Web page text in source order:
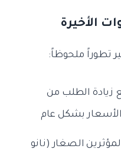
الأخيرة
تطوراً ملحوظاً:
زيادة الطلب من
الأسعار بشكل عام
الصغار (نانو